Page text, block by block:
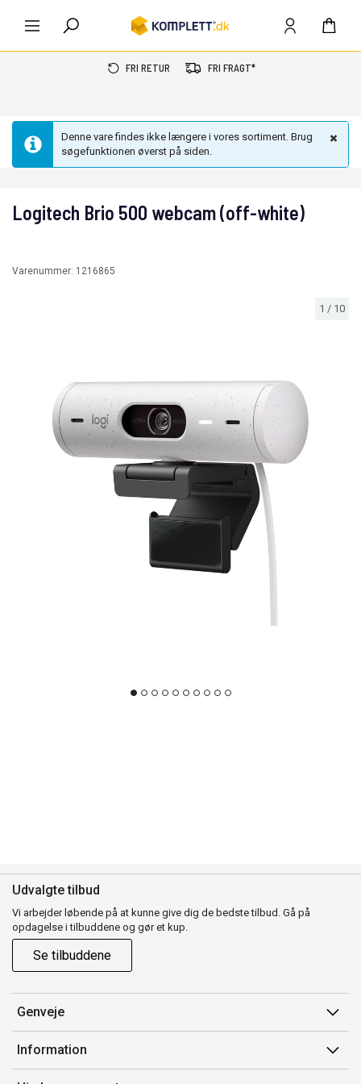
FRI RETUR FRI FRAGT*
Denne vare findes ikke længere i vores sortiment. Brug
søgefunktionen øverst på siden.
1 / 10
Logitech Brio 500 webcam (off-white)
Varenummer: 1216865
Udvalgte tilbud
Vi arbejder løbende på at kunne give dig de bedste tilbud. Gå på
opdagelse i tilbuddene og gør et kup.
Se tilbuddene
Genveje
Min side
Ordrehistorik
Information
Salgsbetingelser